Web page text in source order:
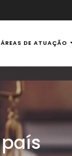
ÁREAS DE ATUAÇÃO
país